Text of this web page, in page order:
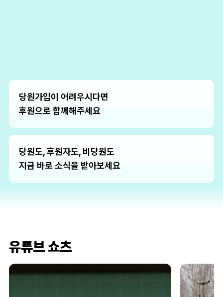
당원가입이 어려우시다면
후원으로 함께해주세요
당원도, 후원자도, 비당원도
지금 바로 소식을 받아보세요
유튜브 쇼츠